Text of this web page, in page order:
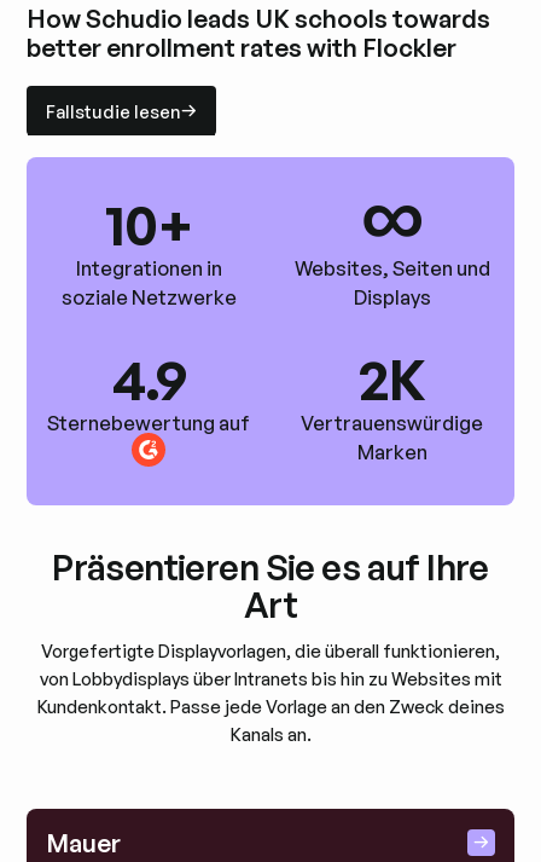
How Schudio leads UK schools towards
better enrollment rates with Flockler
Fallstudie lesen
10+
Integrationen in
soziale Netzwerke
∞
Websites, Seiten und
Displays
4.9
Sternebewertung auf
2K
Vertrauenswürdige
Marken
Präsentieren Sie es auf Ihre
Art
Vorgefertigte Displayvorlagen, die überall funktionieren,
von Lobbydisplays über Intranets bis hin zu Websites mit
Kundenkontakt. Passe jede Vorlage an den Zweck deines
Kanals an.
Mauer